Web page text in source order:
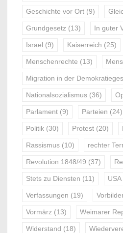
Geschichte vor Ort (9)
Grundgesetz (13) In guter
Israel (9) Kaiserreich (25)
Menschenrechte (13)
Migration in der
Nationalsozialismus (36)
Parlament (9) Parteien (24)
Politik (30) Protest (20)
Rassismus (10) rechter
Revolution 1848/49 (37)
Stets zu Diensten (11) USA
Verfassungen (19)
Vormärz (13) Weimarer
Widerstand (18)